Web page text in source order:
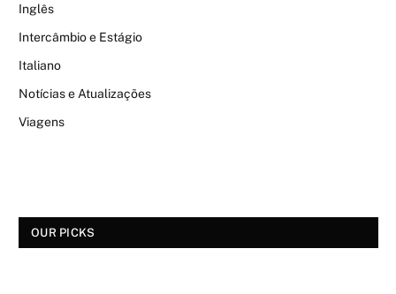
Inglês
Intercâmbio e Estágio
Italiano
Notícias e Atualizações
Viagens
OUR PICKS